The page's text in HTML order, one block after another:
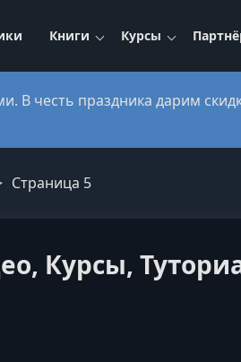
Книги Курсы
В честь праздника дарим
Страница 5
Курсы,